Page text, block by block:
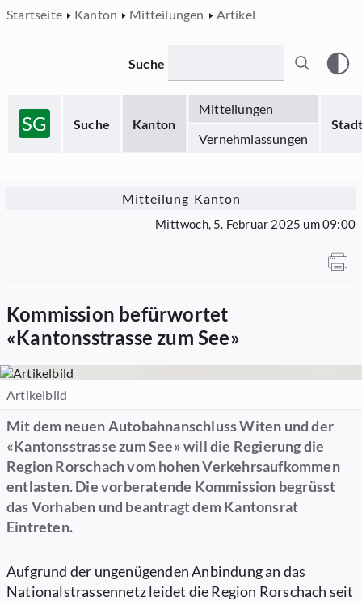
Startseite Kanton Mitteilungen Artikel
SG Suche Kanton
Mitteilungen
Stadt
Vernehmlassungen
Suche
Mitteilung Kanton
Mittwoch, 5. Februar 2025 um 09:00
Kommission befürwortet
«Kantonsstrasse zum See»
Artikelbild
Mit dem neuen Autobahnanschluss Witen und der
«Kantonsstrasse zum See» will die Regierung die
Region Rorschach vom hohen Verkehrsaufkommen
entlasten. Die vorberatende Kommission begrüsst
das Vorhaben und beantragt dem Kantonsrat
Eintreten.
Aufgrund der ungenügenden Anbindung an das
Nationalstrassennetz leidet die Region Rorschach seit